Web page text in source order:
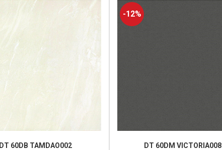
DT 60DB TAMDAO002
-12%
DT 60DM VICTORIA008